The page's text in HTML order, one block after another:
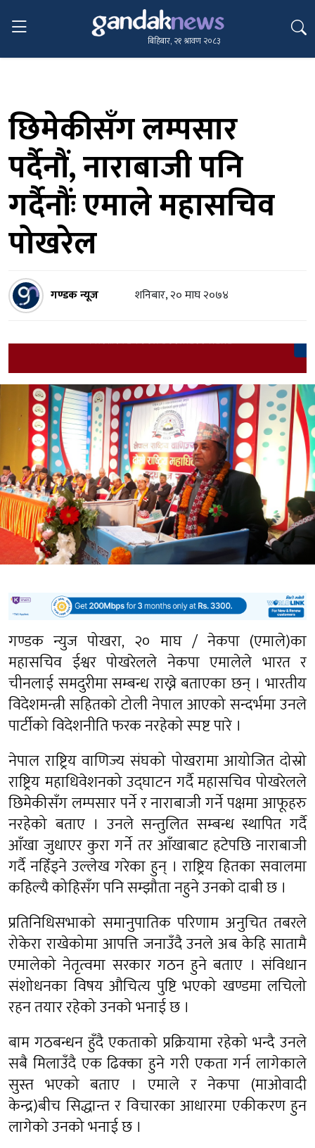
बिहिबार, २१ श्रावण २०८३
छिमेकीसँग लम्पसार
पर्दैनौं, नाराबाजी पनि
गर्दैनौंः एमाले महासचिव
पोखरेल
गण्डक न्यूज शनिबार, २० माघ २०७४
गण्डक न्युज पोखरा, २० माघ / नेकपा (एमाले)का
महासचिव ईश्वर पोखरेलले नेकपा एमालेले भारत र
चीनलाई समदुरीमा सम्बन्ध राख्ने बताएका छन् । भारतीय
विदेशमन्त्री सहितको टोली नेपाल आएको सन्दर्भमा उनले
पार्टीको विदेशनीति फरक नरहेको स्पष्ट पारे ।
नेपाल राष्ट्रिय वाणिज्य संघको पोखरामा आयोजित दोस्रो
राष्ट्रिय महाधिवेशनको उद्घाटन गर्दै महासचिव पोखरेलले
छिमेकीसँग लम्पसार पर्ने र नाराबाजी गर्ने पक्षमा आफूहरु
नरहेको बताए । उनले सन्तुलित सम्बन्ध स्थापित गर्दै
आँखा जुधाएर कुरा गर्ने तर आँखाबाट हटेपछि नाराबाजी
गर्दै नहिँड्ने उल्लेख गरेका हुन् । राष्ट्रिय हितका सवालमा
कहिल्यै कोहिसँग पनि सम्झौता नहुने उनको दाबी छ ।
प्रतिनिधिसभाको समानुपातिक परिणाम अनुचित तबरले
रोकेरा राखेकोमा आपत्ति जनाउँदै उनले अब केहि सातामै
एमालेको नेतृत्वमा सरकार गठन हुने बताए । संविधान
संशोधनका विषय औचित्य पुष्टि भएको खण्डमा लचिलो
रहन तयार रहेको उनको भनाई छ ।
बाम गठबन्धन हुँदै एकताको प्रक्रियामा रहेको भन्दै उनले
सबै मिलाउँदै एक ढिक्का हुने गरी एकता गर्न लागेकाले
सुस्त भएको बताए । एमाले र नेकपा (माओवादी
केन्द्र)बीच सिद्धान्त र विचारका आधारमा एकीकरण हुन
लागेको उनको भनाई छ ।